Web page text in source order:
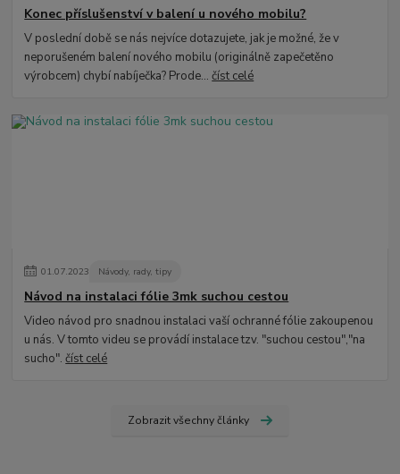
Konec příslušenství v balení u nového mobilu?
V poslední době se nás nejvíce dotazujete, jak je možné, že v
neporušeném balení nového mobilu (originálně zapečetěno
výrobcem) chybí nabíječka? Prode...číst celé
01.07.2023 Návody, rady, tipy
Návod na instalaci fólie 3mk suchou cestou
Video návod pro snadnou instalaci vaší ochranné fólie zakoupenou
u nás. V tomto videu se provádí instalace tzv. "suchou cestou","na
sucho".číst celé
Zobrazit všechny články